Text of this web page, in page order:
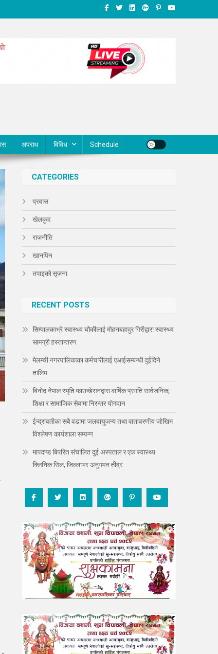
अपराध विविध Schedule
CATEGORIES
प्रवास
खेलकुद
राजनीति
खानपिन
तपाइको सृजना
RECENT POSTS
सिम्पालकाभ्रे स्वास्थ्य चौकीलाई मोहनबहादुर गिरीद्वारा स्वास्थ्य
सामग्री हस्तान्तरण
मेलम्ची नगरपालिकाका कर्मचारीलाई एआईसम्बन्धी दुईदिने
तालिम
बिनोद नेपाल स्मृति फाउन्डेसनद्वारा वार्षिक प्रगति सार्वजनिक,
शिक्षा र सामाजिक सेवामा निरन्तर योगदान
ईन्द्रावतीका सबै वडामा जलवायुजन्य तथा वातावरणीय जोखिम
विश्लेषण कार्यशाला सम्पन्न
मापदण्ड बिपरित संचालित दुई अस्पताल र एक स्वास्थ्य
क्लिनिक सिल, जिल्लाभर अनुगमन तीव्र